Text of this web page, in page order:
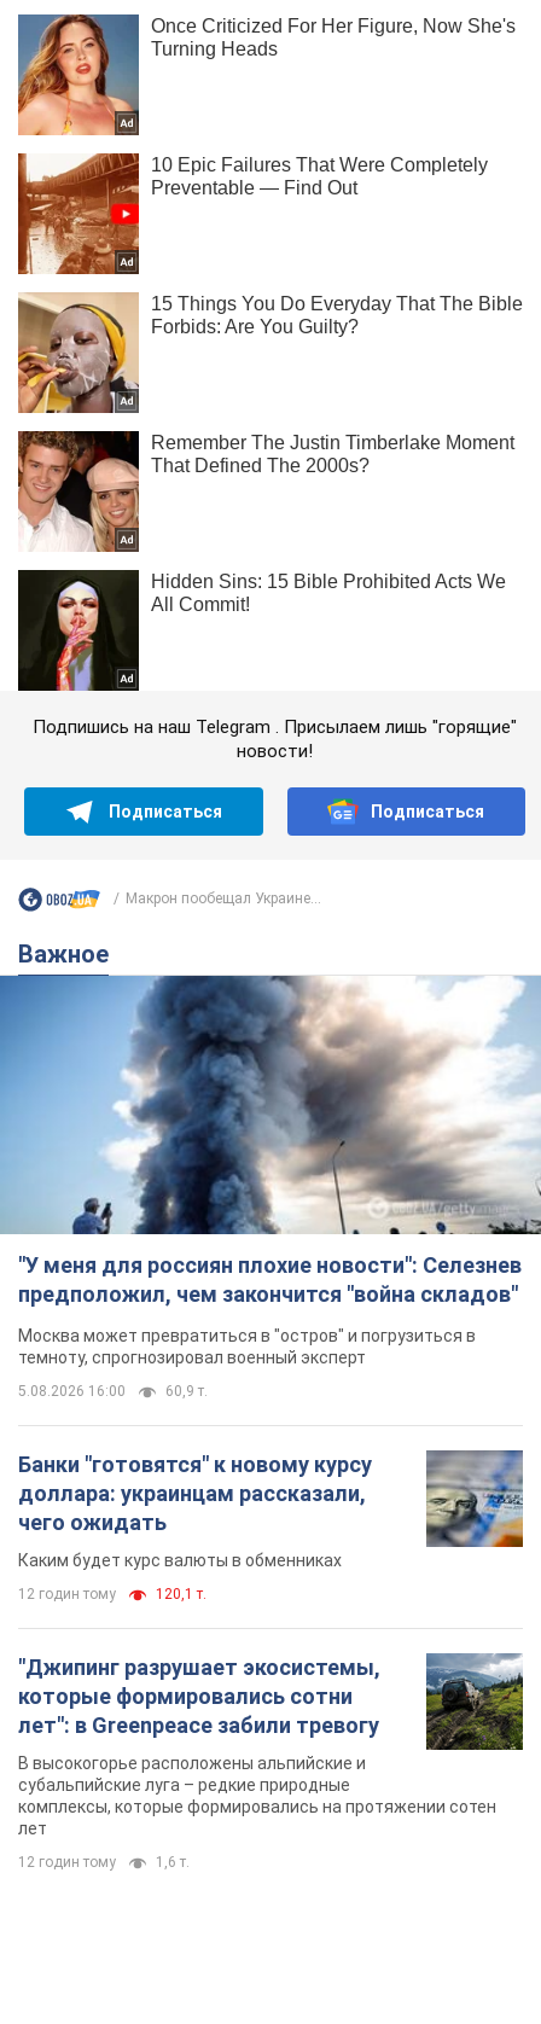
Подпишись на наш Telegram . Присылаем лишь "горящие"
новости!
Подписаться Подписаться
Макрон пообещал Украине...
Важное
"У меня для россиян плохие новости": Селезнев
предположил, чем закончится "война складов"
Москва может превратиться в "остров" и погрузиться в
темноту, спрогнозировал военный эксперт
5.08.2026 16:00 60,9 т.
Банки "готовятся" к новому курсу
доллара: украинцам рассказали,
чего ожидать
Каким будет курс валюты в обменниках
12 годин тому 120,1 т.
"Джипинг разрушает экосистемы,
которые формировались сотни
лет": в Greenpeace забили тревогу
В высокогорье расположены альпийские и
субальпийские луга – редкие природные
комплексы, которые формировались на протяжении сотен
лет
12 годин тому 1,6 т.